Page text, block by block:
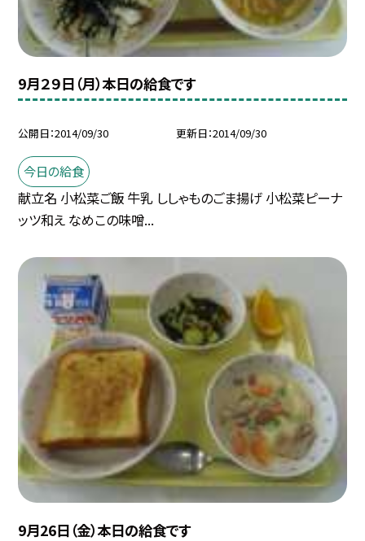
9月２９日（月）本日の給食です
公開日 2014/09/30 更新日 2014/09/30
今日の給食
献立名 小松菜ご飯 牛乳 ししゃものごま揚げ 小松菜ピーナ
ッツ和え なめこの味噌...
9月26日（金）本日の給食です